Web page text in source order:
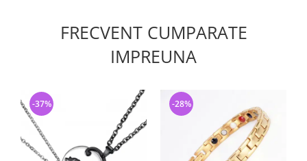
FRECVENT CUMPARATE
IMPREUNA
-37% -28%